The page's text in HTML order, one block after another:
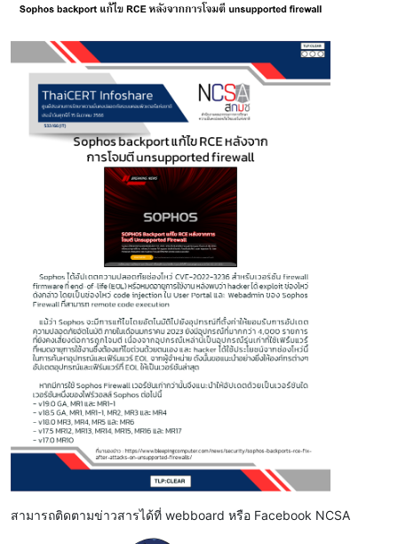
สามารถติดตามข่าวสารได้ที่ webboard หรือ Facebook NCSA